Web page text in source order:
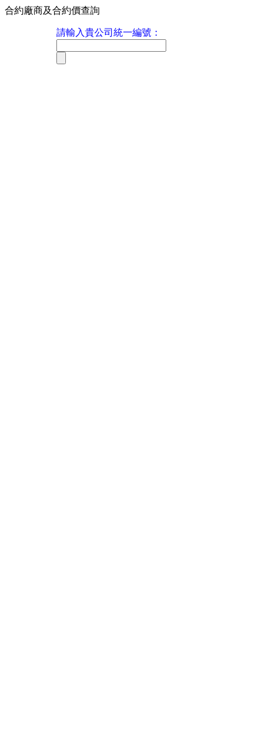
合約廠商及合約價查詢
請輸入貴公司統一編號：